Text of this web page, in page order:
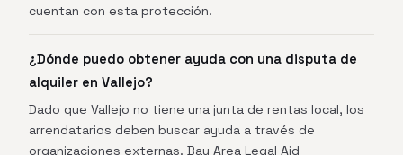
cuentan con esta protección.
¿Dónde puedo obtener ayuda con una disputa de
alquiler en Vallejo?
Dado que Vallejo no tiene una junta de rentas local, los
arrendatarios deben buscar ayuda a través de
organizaciones externas. Bay Area Legal Aid